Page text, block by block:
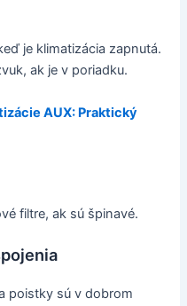
je klimatizácia zapnutá.
ak je v poriadku.
AUX: Praktický
filtre, ak sú špinavé.
poistky sú v dobrom